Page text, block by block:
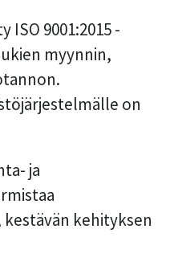
9001:2015 -
myynnin,
on
ja
kehityksen